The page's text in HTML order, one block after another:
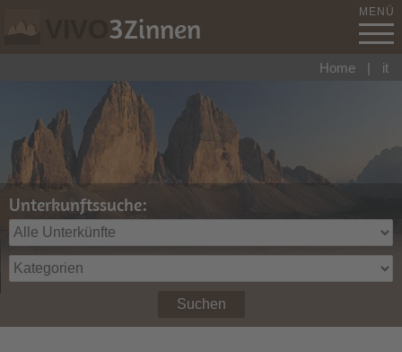
3Zinnen MENÜ
Unterkunftssuche:
Suchen
Home | it